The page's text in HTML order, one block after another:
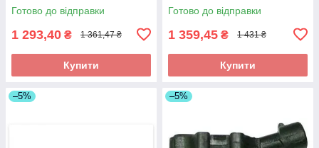
Готово до відправки
1 293,40 ₴ 1 361,47 ₴
Купити
Готово до відправки
1 359,45 ₴ 1 431 ₴
Купити
–5% –5%